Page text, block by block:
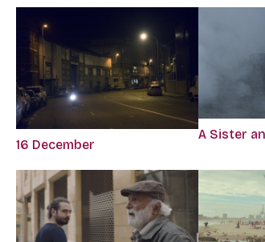
16 December
A Sister